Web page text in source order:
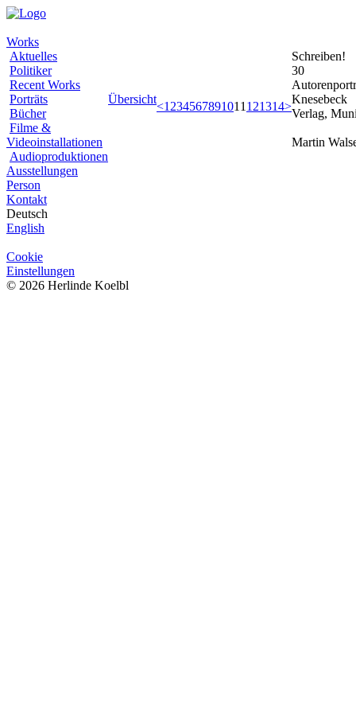
Works
Aktuelles
Politiker
Recent Works
Porträts
Bücher
Filme &
Videoinstallationen
Audioproduktionen
Ausstellungen
Person
Kontakt
Deutsch
English
Cookie
Einstellungen
Übersicht
<1 234567891011 121314>
Schreiben!
30
Knesebeck
Verlag,
Martin
© 2026 Herlinde Koelbl